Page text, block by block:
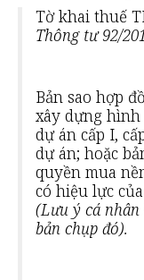
Tờ khai thuế
Thông tư 92/
Bản sao hợp
xây dựng
dự án cấp I,
dự án; hoặc
quyền mua
có hiệu lực
(Lưu ý cá
bản chụp đó).